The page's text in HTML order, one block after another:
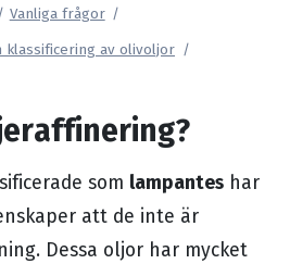
Vanliga frågor
av olivoljor
som lampantes har
att de inte är
Dessa oljor har mycket